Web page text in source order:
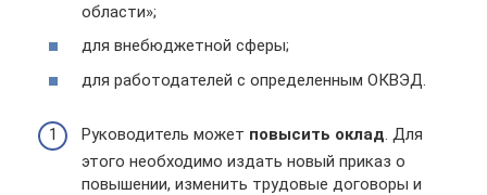
области»;
для внебюджетной сферы;
для работодателей с определенным ОКВЭД.
Руководитель может повысить оклад. Для
этого необходимо издать новый приказ о
повышении, изменить трудовые договоры и